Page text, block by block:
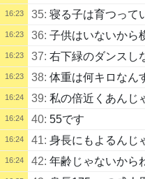
16:23 35: 寝る子は育つって
16:23 36: 子供はいないから
16:23 37: 右下緑のダンスし
16:23 38: 体重は何キロなん
16:24 39: 私の倍近くあんじ
16:24 40: 55です
16:24 41: 身長にもよるんじ
16:24 42: 年齢じゃないから